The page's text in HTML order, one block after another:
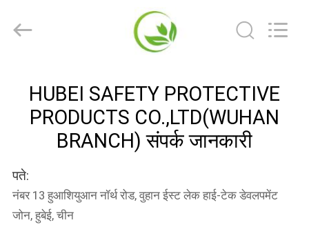
उत्पादों
हमारे
बारे
PRODUCTS
CO.,LTD(WUHAN
HUBEI SAFETY PROTECTIVE
PRODUCTS CO.,LTD(WUHAN
BRANCH) संपर्क जानकारी
पते:
नंबर 13 हुआशियुआन नॉर्थ रोड, वुहान ईस्ट लेक हाई-टेक डेवलपमेंट
जोन, हुबेई, चीन